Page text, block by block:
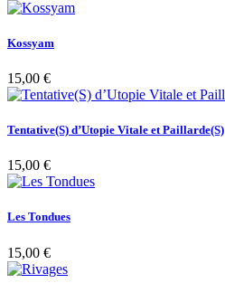
Kossyam
15,00 €
Tentative(S) d’Utopie Vitale et Paillarde(S)
15,00 €
Les Tondues
15,00 €